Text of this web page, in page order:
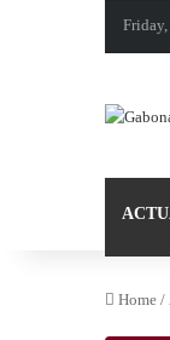
Home /